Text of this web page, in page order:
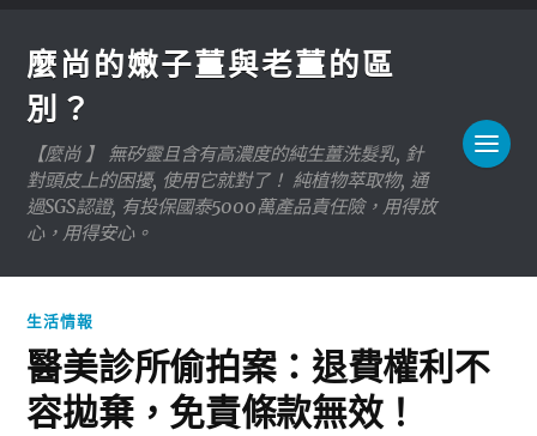
麼尚的嫩子薑與老薑的區
別？
【麼尚 】 無矽靈且含有高濃度的純生薑洗髮乳, 針
對頭皮上的困擾, 使用它就對了！ 純植物萃取物, 通
過SGS認證, 有投保國泰5000萬產品責任險，用得放
心，用得安心。
生活情報
醫美診所偷拍案：退費權利不
容拋棄，免責條款無效！